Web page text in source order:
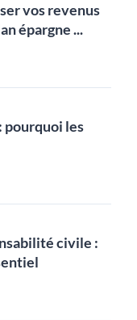
vos revenus
épargne ...
pourquoi les
civile :